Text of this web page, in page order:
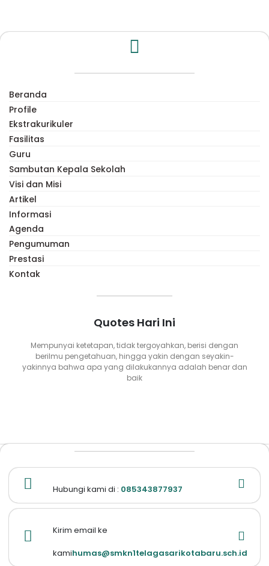
Beranda
Profile
Ekstrakurikuler
Fasilitas
Guru
Sambutan Kepala Sekolah
Visi dan Misi
Artikel
Informasi
Agenda
Pengumuman
Prestasi
Kontak
Quotes Hari Ini
Mempunyai ketetapan, tidak tergoyahkan, berisi dengan
berilmu pengetahuan, hingga yakin dengan seyakin-
yakinnya bahwa apa yang dilakukannya adalah benar dan
baik
Hubungi kami di : 085343877937
Kirim email ke
kamihumas@smkn1telagasarikotabaru.sch.id